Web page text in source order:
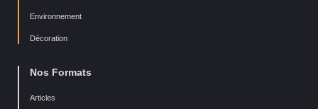
Environnement
Décoration
Nos Formats
Articles